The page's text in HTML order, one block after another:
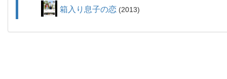
箱入り息子の恋 2013